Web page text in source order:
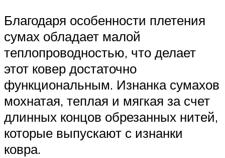
Благодаря особенности плетения
сумах обладает малой
теплопроводностью, что делает
этот ковер достаточно
функциональным. Изнанка сумахов
мохнатая, теплая и мягкая за счет
длинных концов обрезанных нитей,
которые выпускают с изнанки
ковра.